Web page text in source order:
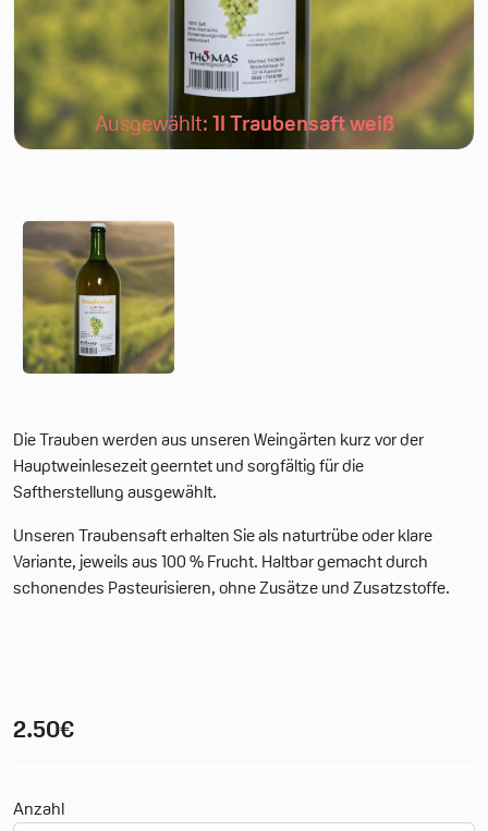
Ausgewählt:1l Traubensaft weiß
Die Trauben werden aus unseren Weingärten kurz vor der
Hauptweinlesezeit geerntet und sorgfältig für die
Saftherstellung ausgewählt.
Unseren Traubensaft erhalten Sie als naturtrübe oder klare
Variante, jeweils aus 100 % Frucht. Haltbar gemacht durch
schonendes Pasteurisieren, ohne Zusätze und Zusatzstoffe.
2.50€
Anzahl0 Produkte